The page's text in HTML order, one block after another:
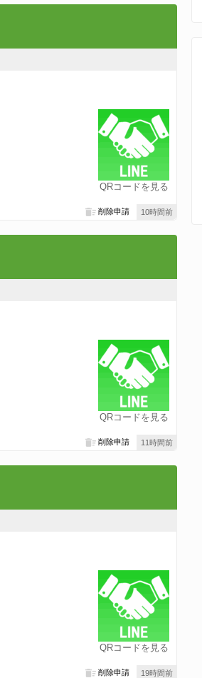
QRコードを見る
10時間前
削除申請
QRコードを見る
11時間前
削除申請
QRコードを見る
19時間前
削除申請